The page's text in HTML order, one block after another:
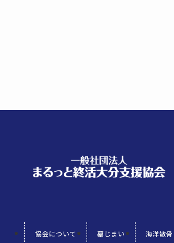
協会について 墓じまい 海洋散骨